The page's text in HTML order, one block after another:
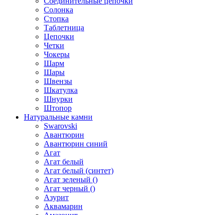
Солонка
Стопка
Таблетница
Цепочки
Четки
Чокеры
Шарм
Шары
Швензы
Шкатулка
Шнурки
Штопор
Натуральные камни
Swarovski
Авантюрин
Авантюрин синий
Агат
Агат белый
Агат белый (синтет)
Агат зеленый ()
Агат черный ()
Азурит
Аквамарин